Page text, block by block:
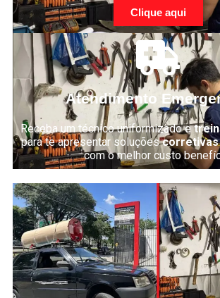
Clique aqui
Atendimento
Receba um técnico uniformizado e
para te apresentar soluçõescorretivas
com o melhor custo